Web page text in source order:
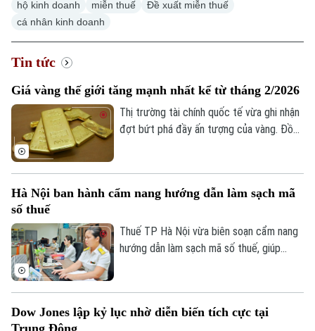
hộ kinh doanh miễn thuế
Đề xuất miễn thuế
cá nhân kinh doanh
Tin tức
Giá vàng thế giới tăng mạnh nhất kể từ tháng 2/2026
Thị trường tài chính quốc tế vừa ghi nhận
đợt bứt phá đầy ấn tượng của vàng. Đồng
cho là các yếu tố làm thay đổi tâm lý của
Hà Nội ban hành cẩm nang hướng dẫn làm sạch mã
số thuế
Thuế TP Hà Nội vừa biên soạn cẩm nang
hướng dẫn làm sạch mã số thuế, giúp
trong quá trình thực hiện nghĩa vụ thuế.
Dow Jones lập kỷ lục nhờ diễn biến tích cực tại
Trung Đông